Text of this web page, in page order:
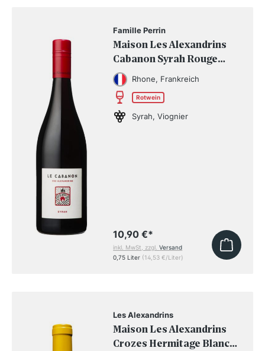
Famille Perrin
Maison Les Alexandrins
Cabanon Syrah Rouge
2024Rhone, Frankreich
Rotwein
Syrah, Viognier
10,90 €*
inkl. MwSt, zzgl.Versand
0,75 Liter (14,53 €/Liter)
Les Alexandrins
Maison Les Alexandrins
Crozes Hermitage Blanc